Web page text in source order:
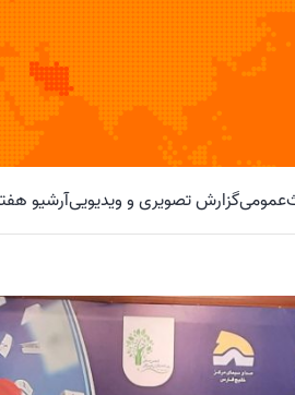
عمومیگزارش تصویری و ویدیوییآرشیو